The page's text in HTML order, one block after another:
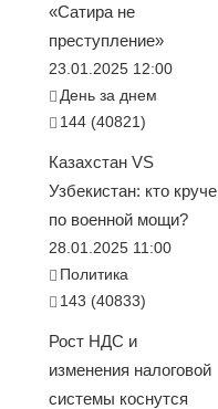
«Сатира не
преступление»
23.01.2025 12:00
День за днем
144 (40821)
Казахстан VS
Узбекистан: кто круче
по военной мощи?
28.01.2025 11:00
Политика
143 (40833)
Рост НДС и
изменения налоговой
системы коснутся